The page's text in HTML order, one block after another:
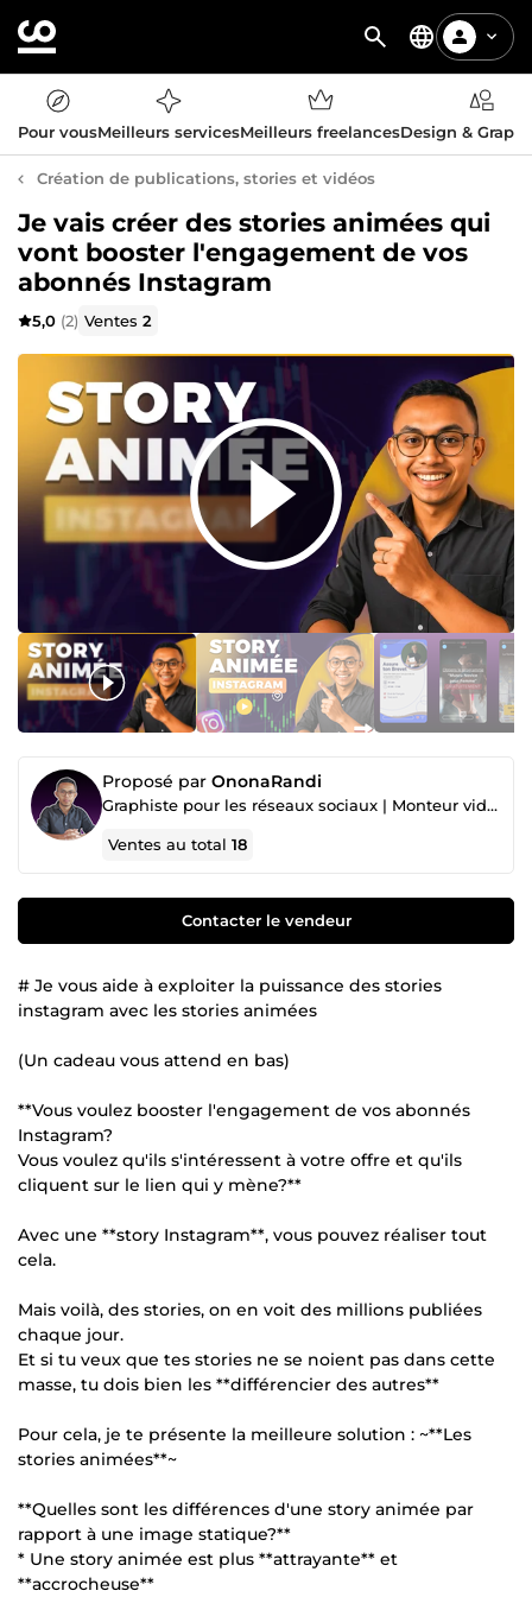
Pour vousMeilleurs servicesMeilleurs freelancesDesign &
Création de publications, stories et vidéos
Je vais créer des stories animées qui
vont booster l'engagement de vos
abonnés Instagram
5,0 (2) Ventes2
Proposé par OnonaRandi
Graphiste pour les réseaux sociaux | Monteur vidéo | Community Manager pour Instagram et Facebook
Ventes au total18
Contacter le vendeur
# Je vous aide à exploiter la puissance des stories
instagram avec les stories animées
(Un cadeau vous attend en bas)
**Vous voulez booster l'engagement de vos abonnés
Instagram?
Vous voulez qu'ils s'intéressent à votre offre et qu'ils
cliquent sur le lien qui y mène?**
Avec une **story Instagram**, vous pouvez réaliser tout
cela.
Mais voilà, des stories, on en voit des millions publiées
chaque jour.
Et si tu veux que tes stories ne se noient pas dans cette
masse, tu dois bien les **différencier des autres**
Pour cela, je te présente la meilleure solution : ~**Les
stories animées**~
**Quelles sont les différences d'une story animée par
rapport à une image statique?**
* Une story animée est plus **attrayante** et
**accrocheuse**